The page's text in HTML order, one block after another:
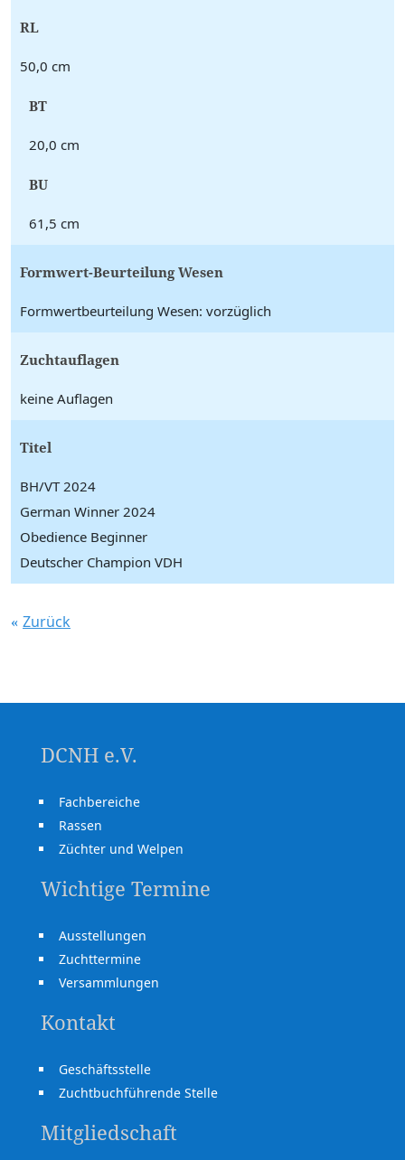
RL
50,0 cm
BT
20,0 cm
BU
61,5 cm
Formwert-Beurteilung Wesen
Formwertbeurteilung Wesen: vorzüglich
Zuchtauflagen
keine Auflagen
Titel
BH/VT 2024
German Winner 2024
Obedience Beginner
Deutscher Champion VDH
Zurück
DCNH e.V.
Fachbereiche
Rassen
Züchter und Welpen
Wichtige Termine
Ausstellungen
Zuchttermine
Versammlungen
Kontakt
Geschäftsstelle
Zuchtbuchführende Stelle
Mitgliedschaft